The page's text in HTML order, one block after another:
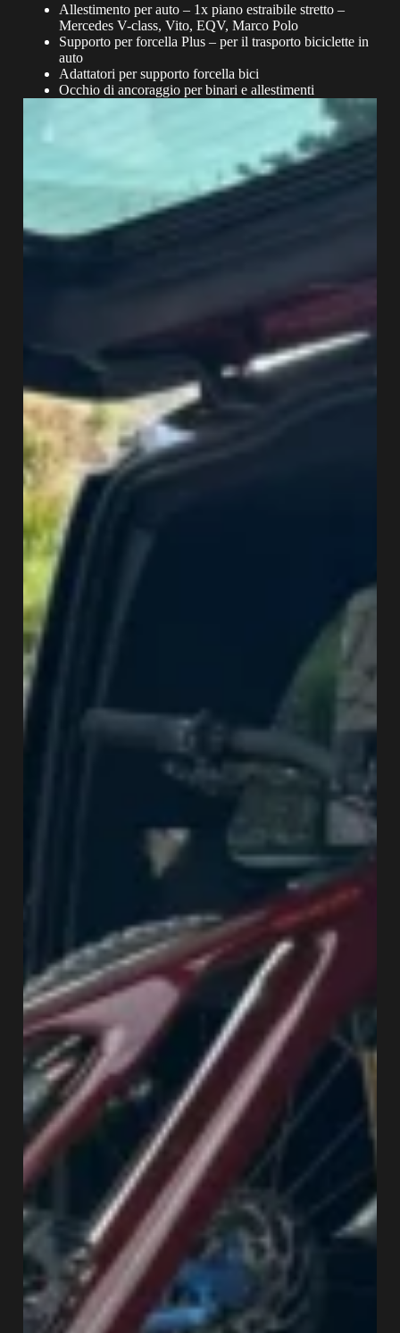
Allestimento per auto – 1x piano estraibile stretto –
Mercedes V-class, Vito, EQV, Marco Polo
Supporto per forcella Plus – per il trasporto biciclette in
auto
Adattatori per supporto forcella bici
Occhio di ancoraggio per binari e allestimenti